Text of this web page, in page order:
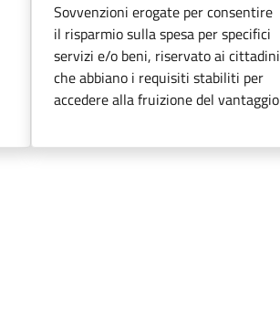
Sovvenzioni erogate per consentire
il risparmio sulla spesa per specifici
servizi e/o beni, riservato ai cittadini
che abbiano i requisiti stabiliti per
accedere alla fruizione del vantaggio